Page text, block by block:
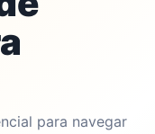
para navegar